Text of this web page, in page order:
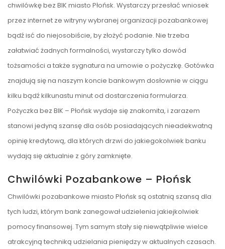
chwilówkę bez BIK miasto Płońsk. Wystarczy przesłać wniosek
przez internet ze witryny wybranej organizacji pozabankowej
bądź isć do niejosobiście, by złożyć podanie. Nie trzeba
załatwiać żadnych formalności, wystarczy tylko dowód
tożsamości a także sygnatura na umowie o pożyczkę. Gotówka
znajdują się na naszym koncie bankowym dosłownie w ciągu
kilku bądź kilkunastu minut od dostarczenia formularza.
Pożyczka bez BIK – Płońsk wydaje się znakomita, i zarazem
stanowi jedyną szansę dla osób posiadających nieadekwatną
opinię kredytową, dla których drzwi do jakiegokolwiek banku
wydają się aktualnie z góry zamknięte.
Chwilówki Pozabankowe – Płońsk
Chwilówki pozabankowe miasto Płońsk są ostatnią szansą dla
tych ludzi, którym bank zanegował udzielenia jakiejkolwiek
pomocy finansowej. Tym samym stały się niewątpliwie wielce
atrakcyjną techniką udzielania pieniędzy w aktualnych czasach.